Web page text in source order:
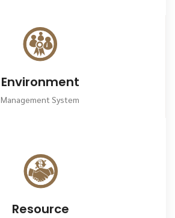
Environment
Management System
Resource